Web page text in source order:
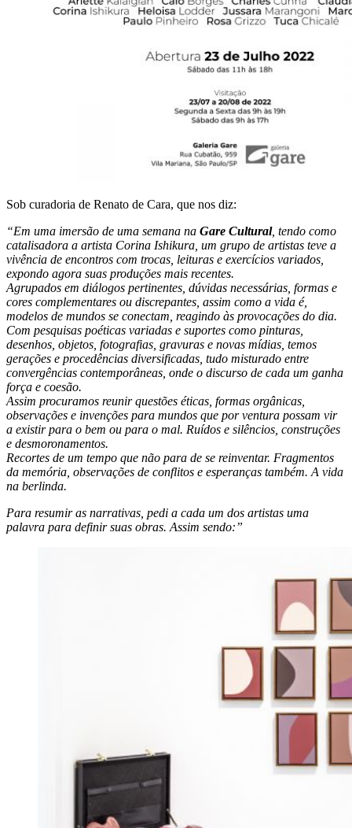
Sob curadoria de Renato de Cara, que nos diz:
“Em uma imersão de uma semana na Gare Cultural, tendo como
catalisadora a artista Corina Ishikura, um grupo de artistas teve a
vivência de encontros com trocas, leituras e exercícios variados,
expondo agora suas produções mais recentes.
Agrupados em diálogos pertinentes, dúvidas necessárias, formas e
cores complementares ou discrepantes, assim como a vida é,
modelos de mundos se conectam, reagindo às provocações do dia.
Com pesquisas poéticas variadas e suportes como pinturas,
desenhos, objetos, fotografias, gravuras e novas mídias, temos
gerações e procedências diversificadas, tudo misturado entre
convergências contemporâneas, onde o discurso de cada um ganha
força e coesão.
Assim procuramos reunir questões éticas, formas orgânicas,
observações e invenções para mundos que por ventura possam vir
a existir para o bem ou para o mal. Ruídos e silêncios, construções
e desmoronamentos.
Recortes de um tempo que não para de se reinventar. Fragmentos
da memória, observações de conflitos e esperanças também. A vida
na berlinda.
Para resumir as narrativas, pedi a cada um dos artistas uma
palavra para definir suas obras. Assim sendo:”